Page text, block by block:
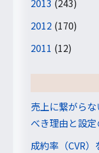
2012 (170)
2011 (12)
売上に繋がら
べき理由と設
成約率（CVR